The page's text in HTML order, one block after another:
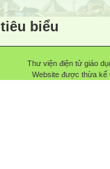
biểu
Thư viện điện tử giáo
Website được thừa